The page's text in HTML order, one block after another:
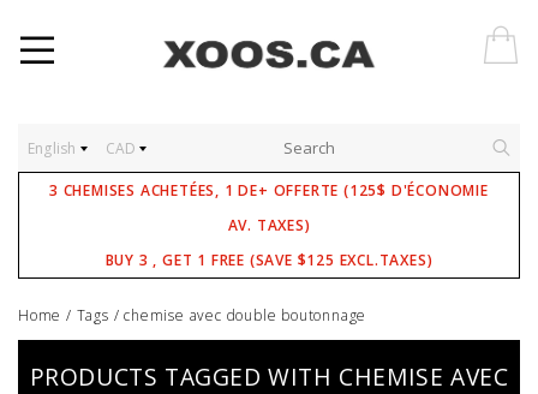
English CAD
3 CHEMISES ACHETÉES, 1 DE+ OFFERTE (125$ D'ÉCONOMIE
AV. TAXES)
BUY 3 , GET 1 FREE (SAVE $125 EXCL.TAXES)
Home / Tags /chemise avec double boutonnage
PRODUCTS TAGGED WITH CHEMISE AVEC